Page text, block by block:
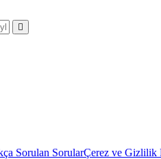
Sorulan SorularÇerez ve Gizlilik